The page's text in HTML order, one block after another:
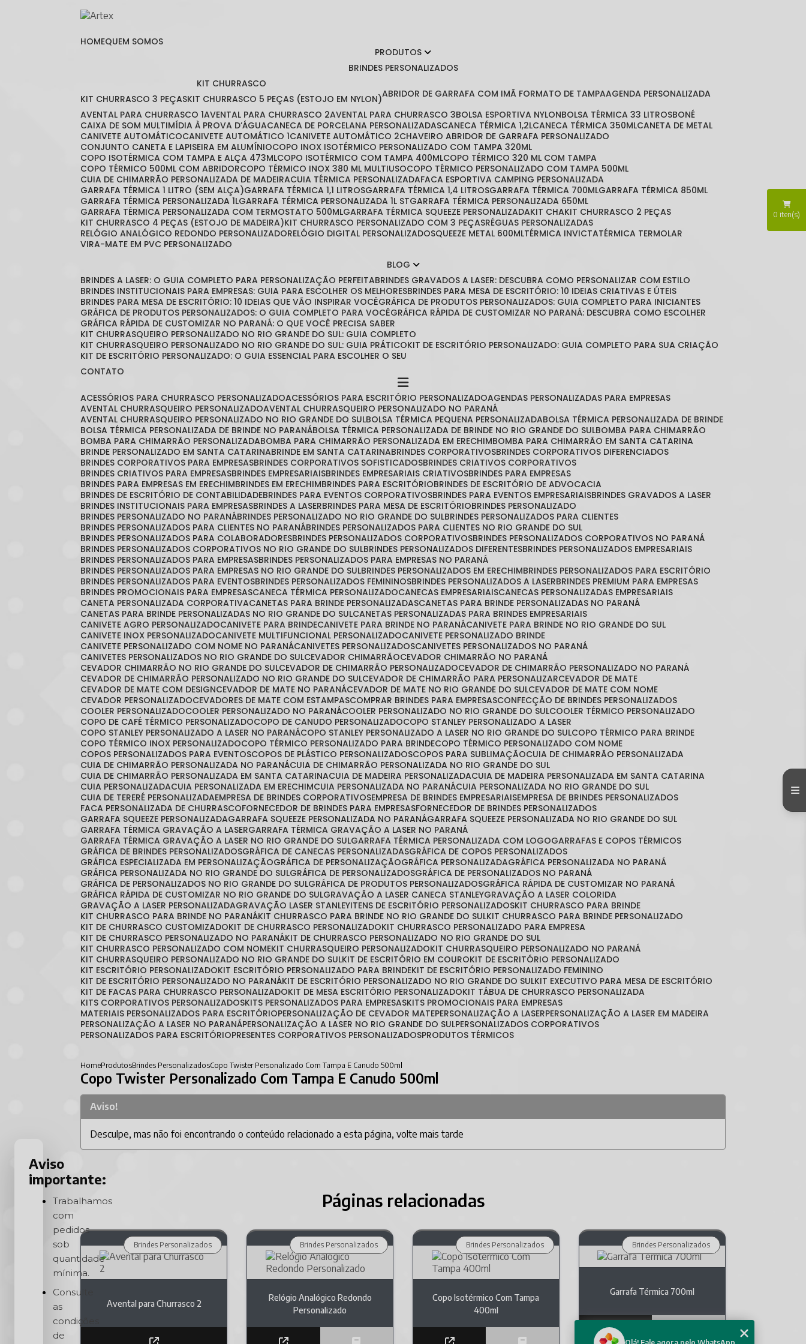
HOME
QUEM SOMOS
PRODUTOS
BRINDES PERSONALIZADOS
KIT CHURRASCO
KIT CHURRASCO 3 PEÇAS KIT CHURRASCO 5 PEÇAS (ESTOJO EM NYLON) ABRIDOR DE GARRAFA COM IMÃ FORMATO DE TAMPA AGENDA PERSONALIZADA
AVENTAL PARA CHURRASCO 1 AVENTAL PARA CHURRASCO 2 AVENTAL PARA CHURRASCO 3 BOLSA ESPORTIVA NYLON BOLSA TÉRMICA 33 LITROS BONÉ
CAIXA DE SOM MULTIMÍDIA À PROVA D’ÁGUA
CANECA DE PORCELANA PERSONALIZADAS CANECA TÉRMICA 1,2L CANECA TÉRMICA 350ML CANETA DE METAL
CANIVETE AUTOMÁTICO
CANIVETE AUTOMÁTICO 1 CANIVETE AUTOMÁTICO 2
CHAVEIRO ABRIDOR DE GARRAFA PERSONALIZADO
CONJUNTO CANETA E LAPISEIRA EM ALUMÍNIO
COPO INOX ISOTÉRMICO PERSONALIZADO COM TAMPA 320ML
COPO ISOTÉRMICA COM TAMPA E ALÇA 473ML COPO ISOTÉRMICO COM TAMPA 400ML COPO TÉRMICO 320 ML COM TAMPA
COPO TÉRMICO 500ML COM ABRIDOR
COPO TÉRMICO INOX 380 ML MULTIUSO
COPO TÉRMICO PERSONALIZADO COM TAMPA 500ML
CUIA DE CHIMARRÃO PERSONALIZADA DE MADEIRA
CUIA TÉRMICA PERSONALIZADA FACA ESPORTIVA CAMPING PERSONALIZADA
GARRAFA TÉRMICA 1 LITRO (SEM ALÇA)
GARRAFA TÉRMICA 1,1 LITROS GARRAFA TÉRMICA 1,4 LITROS GARRAFA TÉRMICA 700ML
GARRAFA TÉRMICA 850ML
GARRAFA TÉRMICA PERSONALIZADA 1L
GARRAFA TÉRMICA PERSONALIZADA 1L ST
GARRAFA TÉRMICA PERSONALIZADA 650ML
GARRAFA TÉRMICA PERSONALIZADA COM TERMOSTATO 500ML
GARRAFA TÉRMICA SQUEEZE PERSONALIZADA KIT CHA KIT CHURRASCO 2 PEÇAS
KIT CHURRASCO 4 PEÇAS (ESTOJO DE MADEIRA) KIT CHURRASCO PERSONALIZADO COM 3 PEÇAS RÉGUAS PERSONALIZADAS
RELÓGIO ANALÓGICO REDONDO PERSONALIZADO RELÓGIO DIGITAL PERSONALIZADO SQUEEZE METAL 600ML TÉRMICA INVICTA TÉRMICA TERMOLAR
VIRA-MATE EM PVC PERSONALIZADO
BLOG
BRINDES A LASER: O GUIA COMPLETO PARA PERSONALIZAÇÃO PERFEITA BRINDES GRAVADOS A LASER: DESCUBRA COMO PERSONALIZAR COM ESTILO
BRINDES INSTITUCIONAIS PARA EMPRESAS: GUIA PARA ESCOLHER OS MELHORES BRINDES PARA MESA DE ESCRITÓRIO: 10 IDEIAS CRIATIVAS E ÚTEIS
BRINDES PARA MESA DE ESCRITÓRIO: 10 IDEIAS QUE VÃO INSPIRAR VOCÊ
GRÁFICA DE PRODUTOS PERSONALIZADOS: GUIA COMPLETO PARA INICIANTES
GRÁFICA DE PRODUTOS PERSONALIZADOS: O GUIA COMPLETO PARA VOCÊ
GRÁFICA RÁPIDA DE CUSTOMIZAR NO PARANÁ: DESCUBRA COMO ESCOLHER
GRÁFICA RÁPIDA DE CUSTOMIZAR NO PARANÁ: O QUE VOCÊ PRECISA SABER
KIT CHURRASQUEIRO PERSONALIZADO NO RIO GRANDE DO SUL: GUIA COMPLETO
KIT CHURRASQUEIRO PERSONALIZADO NO RIO GRANDE DO SUL: GUIA PRÁTICO KIT DE ESCRITÓRIO PERSONALIZADO: GUIA COMPLETO PARA SUA CRIAÇÃO
KIT DE ESCRITÓRIO PERSONALIZADO: O GUIA ESSENCIAL PARA ESCOLHER O SEU
CONTATO
ACESSÓRIOS PARA CHURRASCO PERSONALIZADO ACESSÓRIOS PARA ESCRITÓRIO PERSONALIZADO AGENDAS PERSONALIZADAS PARA EMPRESAS
AVENTAL CHURRASQUEIRO PERSONALIZADO AVENTAL CHURRASQUEIRO PERSONALIZADO NO PARANÁ
AVENTAL CHURRASQUEIRO PERSONALIZADO NO RIO GRANDE DO SUL BOLSA TÉRMICA PEQUENA PERSONALIZADA BOLSA TÉRMICA PERSONALIZADA DE BRINDE
BOLSA TÉRMICA PERSONALIZADA DE BRINDE NO PARANÁ BOLSA TÉRMICA PERSONALIZADA DE BRINDE NO RIO GRANDE DO SUL BOMBA PARA CHIMARRÃO
BOMBA PARA CHIMARRÃO PERSONALIZADA BOMBA PARA CHIMARRÃO PERSONALIZADA EM ERECHIM BOMBA PARA CHIMARRÃO EM SANTA CATARINA
BRINDE PERSONALIZADO EM SANTA CATARINA BRINDE EM SANTA CATARINA BRINDES CORPORATIVOS BRINDES CORPORATIVOS DIFERENCIADOS
BRINDES CORPORATIVOS PARA EMPRESAS BRINDES CORPORATIVOS SOFISTICADOS BRINDES CRIATIVOS CORPORATIVOS
BRINDES CRIATIVOS PARA EMPRESAS BRINDES EMPRESARIAIS BRINDES EMPRESARIAIS CRIATIVOS BRINDES PARA EMPRESAS
BRINDES PARA EMPRESAS EM ERECHIM BRINDES EM ERECHIM BRINDES PARA ESCRITÓRIO BRINDES DE ESCRITÓRIO DE ADVOCACIA
BRINDES DE ESCRITÓRIO DE CONTABILIDADE BRINDES PARA EVENTOS CORPORATIVOS BRINDES PARA EVENTOS EMPRESARIAIS BRINDES GRAVADOS A LASER
BRINDES INSTITUCIONAIS PARA EMPRESAS BRINDES A LASER BRINDES PARA MESA DE ESCRITÓRIO BRINDES PERSONALIZADO
BRINDES PERSONALIZADO NO PARANÁ BRINDES PERSONALIZADO NO RIO GRANDE DO SUL BRINDES PERSONALIZADOS PARA CLIENTES
BRINDES PERSONALIZADOS PARA CLIENTES NO PARANÁ BRINDES PERSONALIZADOS PARA CLIENTES NO RIO GRANDE DO SUL
BRINDES PERSONALIZADOS PARA COLABORADORES BRINDES PERSONALIZADOS CORPORATIVOS BRINDES PERSONALIZADOS CORPORATIVOS NO PARANÁ
BRINDES PERSONALIZADOS CORPORATIVOS NO RIO GRANDE DO SUL BRINDES PERSONALIZADOS DIFERENTES BRINDES PERSONALIZADOS EMPRESARIAIS
BRINDES PERSONALIZADOS PARA EMPRESAS BRINDES PERSONALIZADOS PARA EMPRESAS NO PARANÁ
BRINDES PERSONALIZADOS PARA EMPRESAS NO RIO GRANDE DO SUL BRINDES PERSONALIZADOS EM ERECHIM BRINDES PERSONALIZADOS PARA ESCRITÓRIO
BRINDES PERSONALIZADOS PARA EVENTOS BRINDES PERSONALIZADOS FEMININOS BRINDES PERSONALIZADOS A LASER BRINDES PREMIUM PARA EMPRESAS
BRINDES PROMOCIONAIS PARA EMPRESAS CANECA TÉRMICA PERSONALIZADO CANECAS EMPRESARIAIS CANECAS PERSONALIZADAS EMPRESARIAIS
CANETA PERSONALIZADA CORPORATIVA
CANETAS PARA BRINDE PERSONALIZADAS CANETAS PARA BRINDE PERSONALIZADAS NO PARANÁ
CANETAS PARA BRINDE PERSONALIZADAS NO RIO GRANDE DO SUL CANETAS PERSONALIZADAS PARA BRINDES EMPRESARIAIS
CANIVETE AGRO PERSONALIZADO
CANIVETE PARA BRINDE CANIVETE PARA BRINDE NO PARANÁ CANIVETE PARA BRINDE NO RIO GRANDE DO SUL
CANIVETE INOX PERSONALIZADO
CANIVETE MULTIFUNCIONAL PERSONALIZADO
CANIVETE PERSONALIZADO BRINDE
CANIVETE PERSONALIZADO COM NOME NO PARANÁ CANIVETES PERSONALIZADOS CANIVETES PERSONALIZADOS NO PARANÁ
CANIVETES PERSONALIZADOS NO RIO GRANDE DO SUL CEVADOR CHIMARRÃO
CEVADOR CHIMARRÃO NO PARANÁ
CEVADOR CHIMARRÃO NO RIO GRANDE DO SUL CEVADOR DE CHIMARRÃO PERSONALIZADO
CEVADOR DE CHIMARRÃO PERSONALIZADO NO PARANÁ
CEVADOR DE CHIMARRÃO PERSONALIZADO NO RIO GRANDE DO SUL CEVADOR DE CHIMARRÃO PARA PERSONALIZAR
CEVADOR DE MATE
CEVADOR DE MATE COM DESIGN
CEVADOR DE MATE NO PARANÁ CEVADOR DE MATE NO RIO GRANDE DO SUL CEVADOR DE MATE COM NOME
CEVADOR PERSONALIZADO
CEVADORES DE MATE COM ESTAMPAS COMPRAR BRINDES PARA EMPRESAS CONFECÇÃO DE BRINDES PERSONALIZADOS
COOLER PERSONALIZADO
COOLER PERSONALIZADO NO PARANÁ COOLER PERSONALIZADO NO RIO GRANDE DO SUL COOLER TÉRMICO PERSONALIZADO
COPO DE CAFÉ TÉRMICO PERSONALIZADO
COPO DE CANUDO PERSONALIZADO
COPO STANLEY PERSONALIZADO A LASER
COPO STANLEY PERSONALIZADO A LASER NO PARANÁ COPO STANLEY PERSONALIZADO A LASER NO RIO GRANDE DO SUL COPO TÉRMICO PARA BRINDE
COPO TÉRMICO INOX PERSONALIZADO
COPO TÉRMICO PERSONALIZADO PARA BRINDE COPO TÉRMICO PERSONALIZADO COM NOME
COPOS PERSONALIZADOS PARA EVENTOS COPOS DE PLÁSTICO PERSONALIZADOS COPOS PARA SUBLIMAÇÃO
CUIA DE CHIMARRÃO PERSONALIZADA
CUIA DE CHIMARRÃO PERSONALIZADA NO PARANÁ CUIA DE CHIMARRÃO PERSONALIZADA NO RIO GRANDE DO SUL
CUIA DE CHIMARRÃO PERSONALIZADA EM SANTA CATARINA
CUIA DE MADEIRA PERSONALIZADA
CUIA DE MADEIRA PERSONALIZADA EM SANTA CATARINA
CUIA PERSONALIZADA
CUIA PERSONALIZADA EM ERECHIM CUIA PERSONALIZADA NO PARANÁ CUIA PERSONALIZADA NO RIO GRANDE DO SUL
CUIA DE TERERÉ PERSONALIZADA EMPRESA DE BRINDES CORPORATIVOS EMPRESA DE BRINDES EMPRESARIAIS EMPRESA DE BRINDES PERSONALIZADOS
FACA PERSONALIZADA DE CHURRASCO FORNECEDOR DE BRINDES PARA EMPRESAS FORNECEDOR DE BRINDES PERSONALIZADOS
GARRAFA SQUEEZE PERSONALIZADA
GARRAFA SQUEEZE PERSONALIZADA NO PARANÁ
GARRAFA SQUEEZE PERSONALIZADA NO RIO GRANDE DO SUL
GARRAFA TÉRMICA GRAVAÇÃO A LASER
GARRAFA TÉRMICA GRAVAÇÃO A LASER NO PARANÁ
GARRAFA TÉRMICA GRAVAÇÃO A LASER NO RIO GRANDE DO SUL
GARRAFA TÉRMICA PERSONALIZADA COM LOGO
GARRAFAS E COPOS TÉRMICOS
GRÁFICA DE BRINDES PERSONALIZADOS
GRÁFICA DE CANECAS PERSONALIZADAS
GRÁFICA DE COPOS PERSONALIZADOS
GRÁFICA ESPECIALIZADA EM PERSONALIZAÇÃO
GRÁFICA DE PERSONALIZAÇÃO GRÁFICA PERSONALIZADA
GRÁFICA PERSONALIZADA NO PARANÁ
GRÁFICA PERSONALIZADA NO RIO GRANDE DO SUL
GRÁFICA DE PERSONALIZADOS
GRÁFICA DE PERSONALIZADOS NO PARANÁ
GRÁFICA DE PERSONALIZADOS NO RIO GRANDE DO SUL
GRÁFICA DE PRODUTOS PERSONALIZADOS
GRÁFICA RÁPIDA DE CUSTOMIZAR NO PARANÁ
GRÁFICA RÁPIDA DE CUSTOMIZAR NO RIO GRANDE DO SUL
GRAVAÇÃO A LASER CANECA STANLEY
GRAVAÇÃO A LASER COLORIDA
GRAVAÇÃO A LASER PERSONALIZADA
GRAVAÇÃO LASER STANLEY ITENS DE ESCRITÓRIO PERSONALIZADOS KIT CHURRASCO PARA BRINDE
KIT CHURRASCO PARA BRINDE NO PARANÁ KIT CHURRASCO PARA BRINDE NO RIO GRANDE DO SUL KIT CHURRASCO PARA BRINDE PERSONALIZADO
KIT DE CHURRASCO CUSTOMIZADO KIT DE CHURRASCO PERSONALIZADO KIT CHURRASCO PERSONALIZADO PARA EMPRESA
KIT DE CHURRASCO PERSONALIZADO NO PARANÁ KIT DE CHURRASCO PERSONALIZADO NO RIO GRANDE DO SUL
KIT CHURRASCO PERSONALIZADO COM NOME KIT CHURRASQUEIRO PERSONALIZADO KIT CHURRASQUEIRO PERSONALIZADO NO PARANÁ
KIT CHURRASQUEIRO PERSONALIZADO NO RIO GRANDE DO SUL KIT DE ESCRITÓRIO EM COURO KIT DE ESCRITÓRIO PERSONALIZADO
KIT ESCRITÓRIO PERSONALIZADO KIT ESCRITÓRIO PERSONALIZADO PARA BRINDE KIT DE ESCRITÓRIO PERSONALIZADO FEMININO
KIT DE ESCRITÓRIO PERSONALIZADO NO PARANÁ KIT DE ESCRITÓRIO PERSONALIZADO NO RIO GRANDE DO SUL KIT EXECUTIVO PARA MESA DE ESCRITÓRIO
KIT DE FACAS PARA CHURRASCO PERSONALIZADO KIT DE MESA ESCRITÓRIO PERSONALIZADO KIT TÁBUA DE CHURRASCO PERSONALIZADA
KITS CORPORATIVOS PERSONALIZADOS KITS PERSONALIZADOS PARA EMPRESAS KITS PROMOCIONAIS PARA EMPRESAS
MATERIAIS PERSONALIZADOS PARA ESCRITÓRIO PERSONALIZAÇÃO DE CEVADOR MATE PERSONALIZAÇÃO A LASER PERSONALIZAÇÃO A LASER EM MADEIRA
PERSONALIZAÇÃO A LASER NO PARANÁ PERSONALIZAÇÃO A LASER NO RIO GRANDE DO SUL PERSONALIZADOS CORPORATIVOS
PERSONALIZADOS PARA ESCRITÓRIO PRESENTES CORPORATIVOS PERSONALIZADOS PRODUTOS TÉRMICOS
0 iten(s)
HomeProdutosBrindes PersonalizadosCopo Twister Personalizado Com Tampa E Canudo 500ml
Copo Twister Personalizado Com Tampa E Canudo 500ml
Aviso!
Desculpe, mas não foi encontrando o conteúdo relacionado a esta página, volte mais tarde
Páginas relacionadas
Avental para Churrasco 2
Brindes Personalizados
Relógio Analógico Redondo
Personalizado
Brindes Personalizados
Copo Isotérmico Com Tampa
400ml
Brindes Personalizados
Garrafa Térmica 700ml
Brindes Personalizados
Aviso
importante:
Trabalhamos
com
pedidos
sob
quantidade
mínima.
Consulte
as
condições
de